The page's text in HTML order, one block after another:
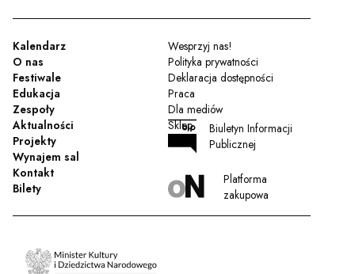
Kalendarz
O nas
Festiwale
Edukacja
Zespoły
Aktualności
Projekty
Wynajem sal
Kontakt
Bilety
Wesprzyj nas!
Polityka prywatności
Deklaracja dostępności
Praca
Dla mediów
Sklep
Biuletyn Informacji
Publicznej
Platforma
zakupowa